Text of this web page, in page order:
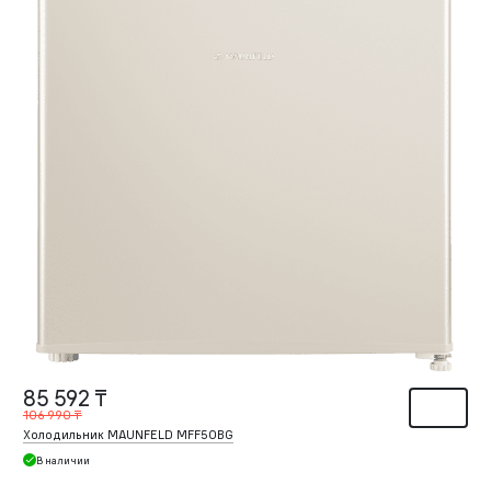
85 592 ₸
106 990 ₸
Холодильник MAUNFELD MFF50BG
В наличии